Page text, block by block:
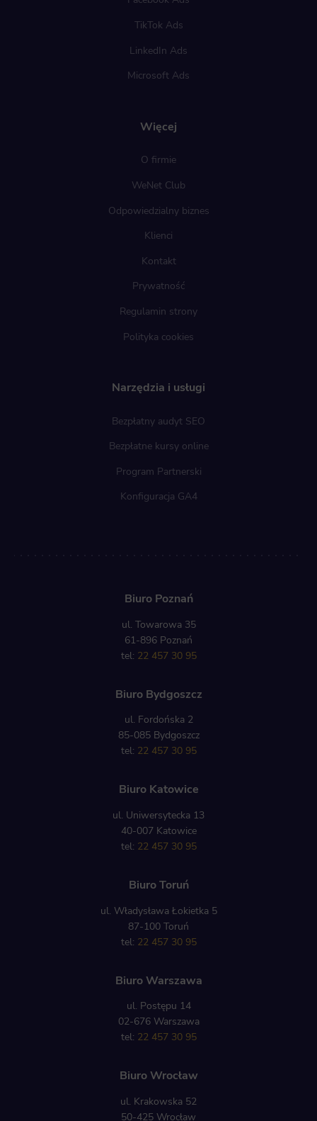
Więcej
O firmie
WeNet Club
Odpowiedzialny biznes
Klienci
Kontakt
Prywatność
Regulamin strony
Polityka cookies
Narzędzia i usługi
Bezpłatny audyt SEO
Bezpłatne kursy online
Program Partnerski
Konfiguracja GA4
TikTok Ads
LinkedIn Ads
Microsoft Ads
Biuro Poznań
ul. Towarowa 35
61-896 Poznań
tel: 22 457 30 95
Biuro Bydgoszcz
ul. Fordońska 2
85-085 Bydgoszcz
tel: 22 457 30 95
Biuro Katowice
ul. Uniwersytecka 13
40-007 Katowice
tel: 22 457 30 95
Biuro Toruń
ul. Władysława Łokietka 5
87-100 Toruń
tel: 22 457 30 95
Biuro Warszawa
ul. Postępu 14
02-676 Warszawa
tel: 22 457 30 95
Biuro Wrocław
ul. Krakowska 52
50-425 Wrocław